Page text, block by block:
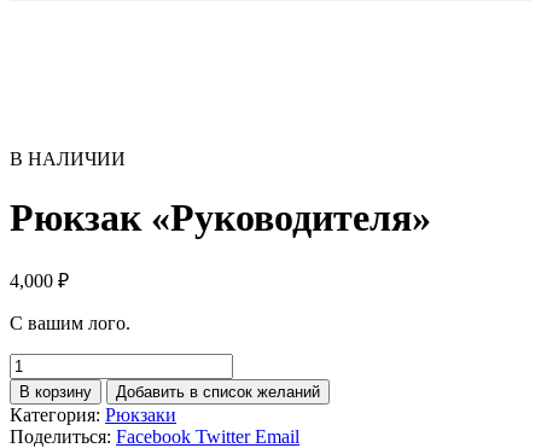
В НАЛИЧИИ
Рюкзак «Руководителя»
4,000 ₽
С вашим лого.
Количество
товара
Рюкзак
«Руководителя»
В корзину Добавить в список желаний
Категория: Рюкзаки
Поделиться: Facebook Twitter Email